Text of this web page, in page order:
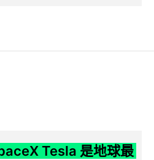
Tesla 是地球最